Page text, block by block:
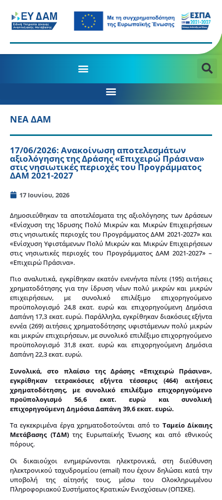
ΝΕΑ ΔΑΜ
17/06/2026: Ανακοίνωση αποτελεσμάτων
αξιολόγησης της Δράσης «Επιχειρώ Πράσινα»
στις νησιωτικές περιοχές του Προγράμματος
ΔΑΜ 2021-2027
17 Ιουνίου, 2026
Δημοσιεύθηκαν τα αποτελέσματα της αξιολόγησης των Δράσεων
«Ενίσχυση της Ίδρυσης Πολύ Μικρών και Μικρών Επιχειρήσεων
στις νησιωτικές περιοχές του Προγράμματος ΔΑΜ 2021-2027» και
«Ενίσχυση Υφιστάμενων Πολύ Μικρών και Μικρών Επιχειρήσεων
στις νησιωτικές περιοχές του Προγράμματος ΔΑΜ 2021-2027» –
«Επιχειρώ Πράσινα».
Πιο αναλυτικά, εγκρίθηκαν εκατόν ενενήντα πέντε (195) αιτήσεις
χρηματοδότησης για την ίδρυση νέων πολύ μικρών και μικρών
επιχειρήσεων, με συνολικό επιλέξιμο επιχορηγούμενο
προϋπολογισμό 24,8 εκατ. ευρώ και επιχορηγούμενη Δημόσια
Δαπάνη 17,3 εκατ. ευρώ. Παράλληλα, εγκρίθηκαν διακόσιες εξήντα
εννέα (269) αιτήσεις χρηματοδότησης υφιστάμενων πολύ μικρών
και μικρών επιχειρήσεων, με συνολικό επιλέξιμο επιχορηγούμενο
προϋπολογισμό 31,8 εκατ. ευρώ και επιχορηγούμενη Δημόσια
Δαπάνη 22,3 εκατ. ευρώ.
Συνολικά, στο πλαίσιο της Δράσης «Επιχειρώ Πράσινα»,
εγκρίθηκαν τετρακόσιες εξήντα τέσσερις (464) αιτήσεις
χρηματοδότησης, με συνολικό επιλέξιμο επιχορηγούμενο
προϋπολογισμό 56,6 εκατ. ευρώ και συνολική
επιχορηγούμενη Δημόσια Δαπάνη 39,6 εκατ. ευρώ.
Τα εγκεκριμένα έργα χρηματοδοτούνται από το Ταμείο Δίκαιης
Μετάβασης (ΤΔΜ)της Ευρωπαϊκής Ένωσης και από εθνικούς
πόρους.
Οι δικαιούχοι ενημερώνονται ηλεκτρονικά, στη διεύθυνση
ηλεκτρονικού ταχυδρομείου (email) που έχουν δηλώσει κατά την
υποβολή της αίτησής τους, μέσω του Ολοκληρωμένου
Πληροφοριακού Συστήματος Κρατικών Ενισχύσεων (ΟΠΣΚΕ).